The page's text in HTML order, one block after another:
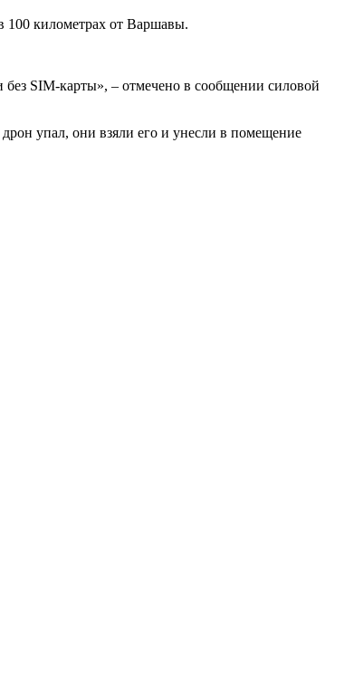
100 километрах от Варшавы.
SIM-карты», – отмечено в сообщении силовой
упал, они взяли его и унесли в помещение